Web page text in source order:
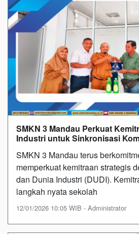
SMKN 3 Mandau Perkuat
Industri untuk Sinkronisasi
SMKN 3 Mandau terus
memperkuat kemitraan strategis
dan Dunia Industri (DUDI).
langkah nyata sekolah
12/01/2026 10:05 WIB - Administrator